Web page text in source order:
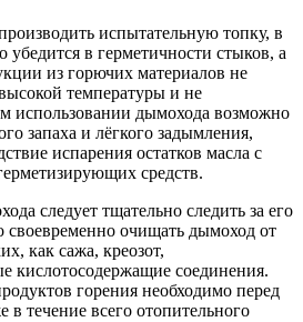
испытательную топку, в
убедится в герметичности стыков, а
из горючих материалов не
температуры и не
использовании дымохода возможно
запаха и лёгкого задымления,
испарения остатков масла с
средств.
следует тщательно следить за его
своевременно очищать дымоход от
как сажа, креозот,
кислотосодержащие соединения.
горения необходимо перед
в течение всего отопительного